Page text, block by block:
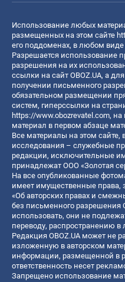
Использование любых
размещенных на этом сайте
его поддоменах, в любом виде
Разрешается использование
разрешения на их
ссылки на сайт OBOZ.UA, а
получении письменного
обязательном размещении
систем, гиперссылки на
https://www.obozrevatel.com, на
материал в первом абзаце
Все материалы на этом сайте,
исследования – служебные
редакции, исключительные
принадлежат ООО «Золотая
На все опубликованные
имеет имущественные
«Об авторских правах и
без письменного разрешения
использовать, они не
переводу, распространению
Редакция OBOZ.UA может не
изложенную в авторском
информации, размещенной в
ответственность несет
Запрещено использование